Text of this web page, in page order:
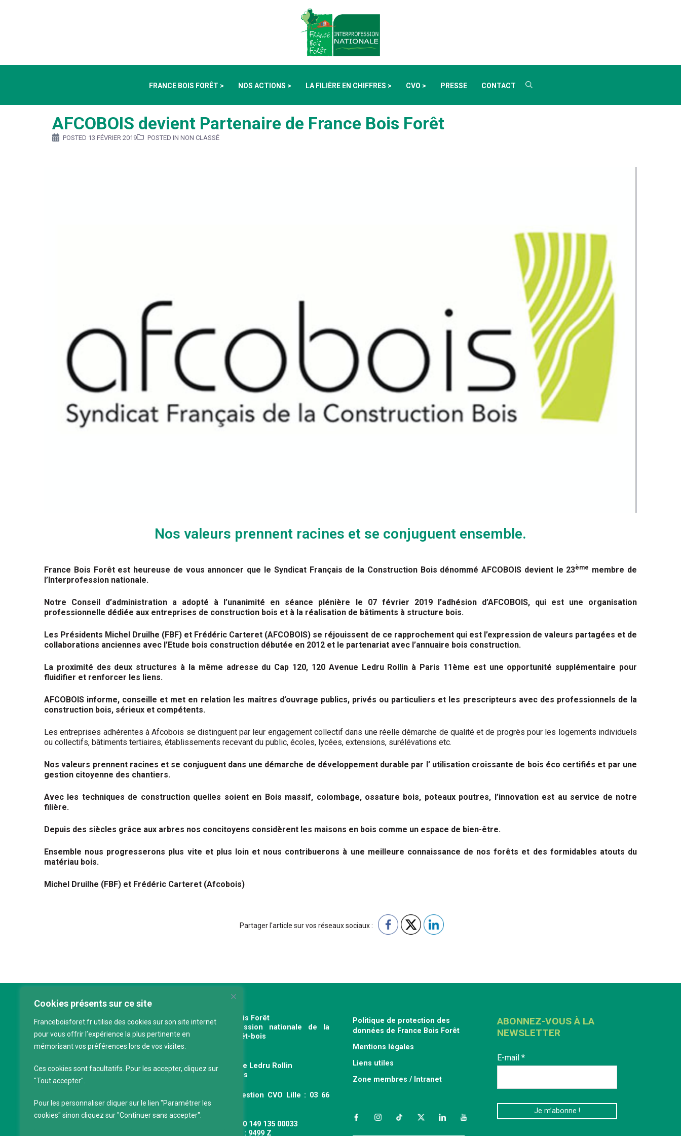
Cookies présents sur ce site
Franceboisforet.fr utilise des cookies sur son site internet
pour vous offrir l’expérience la plus pertinente en
mémorisant vos préférences lors de vos visites.
Ces cookies sont facultatifs. Pour les accepter, cliquez sur
"Tout accepter".
Pour les personnaliser cliquer sur le lien "Paramétrer les
cookies" sinon cliquez sur "Continuer sans accepter".
FRANCE BOIS FORÊT > NOS ACTIONS > LA FILIÈRE EN CHIFFRES > CVO > PRESSE CONTACT
AFCOBOIS devient Partenaire de France Bois Forêt
POSTED 13 FÉVRIER 2019 POSTED IN NON CLASSÉ
Nos valeurs prennent racines et se conjuguent ensemble.
France Bois Forêt est heureuse de vous annoncer que le Syndicat Français de la Construction Bois dénommé AFCOBOIS devient le 23ème membre de
l’Interprofession nationale.
Notre Conseil d’administration a adopté à l’unanimité en séance plénière le 07 février 2019 l’adhésion d’AFCOBOIS, qui est une organisation
professionnelle dédiée aux entreprises de construction bois et à la réalisation de bâtiments à structure bois.
Les Présidents Michel Druilhe (FBF) et Frédéric Carteret (AFCOBOIS) se réjouissent de ce rapprochement qui est l’expression de valeurs partagées et de
collaborations anciennes avec l’Etude bois construction débutée en 2012 et le partenariat avec l’annuaire bois construction.
La proximité des deux structures à la même adresse du Cap 120, 120 Avenue Ledru Rollin à Paris 11 ème est une opportunité supplémentaire pour
fluidifier et renforcer les liens.
AFCOBOIS informe, conseille et met en relation les maîtres d’ouvrage publics, privés ou particuliers et les prescripteurs avec des professionnels de la
construction bois, sérieux et compétents.
Les entreprises adhérentes à Afcobois se distinguent par leur engagement collectif dans une réelle démarche de qualité et de progrès pour les logements individuels
ou collectifs, bâtiments tertiaires, établissements recevant du public, écoles, lycées, extensions, surélévations etc.
Nos valeurs prennent racines et se conjuguent dans une démarche de développement durable par l’ utilisation croissante de bois éco certifiés et par une
gestion citoyenne des chantiers.
Avec les techniques de construction quelles soient en Bois massif, colombage, ossature bois, poteaux poutres, l’innovation est au service de notre
filière.
Depuis des siècles grâce aux arbres nos concitoyens considèrent les maisons en bois comme un espace de bien-être.
Ensemble nous progresserons plus vite et plus loin et nous contribuerons à une meilleure connaissance de nos forêts et des formidables atouts du
matériau bois.
Michel Druilhe (FBF) et Frédéric Carteret (Afcobois)
Partager l'article sur vos réseaux sociaux :
France Bois Forêt
Interprofession nationale de la
filière forêt-bois
120 avenue Ledru Rollin
75011 Paris
Service gestion CVO Lille : 03 66
88 39 63
SIRET : 490 149 135 00033
Code APE : 9499 Z
Politique de protection des
données de France Bois Forêt
Mentions légales
Liens utiles
Zone membres / Intranet
FacebookInstagramTikTokTwitterLinkedInYouTube
ABONNEZ-VOUS À LA
NEWSLETTER
E-mail *